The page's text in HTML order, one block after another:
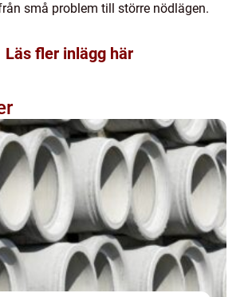
små problem till större nödlägen.
Läs fler inlägg här